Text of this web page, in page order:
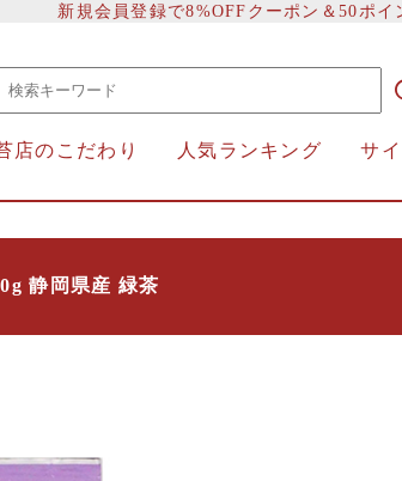
新規会員登録で8%OFFクーポン＆50ポイ
店のこだわり 人気ランキング サ
静岡県産 緑茶